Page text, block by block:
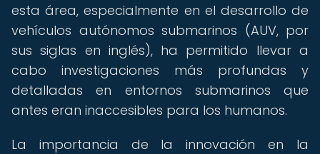
esta área, especialmente en el desarrollo de
vehículos autónomos submarinos (AUV, por
sus siglas en inglés), ha permitido llevar a
cabo investigaciones más profundas y
detalladas en entornos submarinos que
antes eran inaccesibles para los humanos.
La importancia de la innovación en la